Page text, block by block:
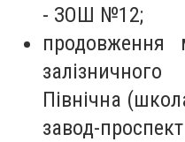
- ЗОШ №12;
Північна
завод-